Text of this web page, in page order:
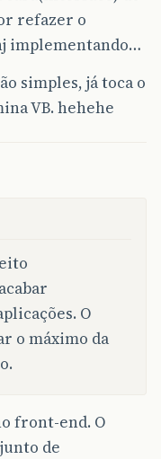
refazer o
implementando…
simples, já toca o
VB. hehehe
O
o máximo da
front-end. O
de